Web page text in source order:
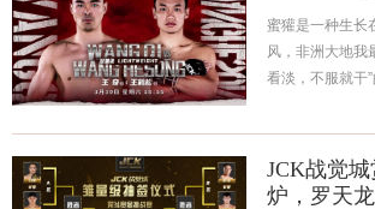
蜜獾是一种生长
风，非洲大地我
看淡，不服就干
JCK战觉
炉，罗天